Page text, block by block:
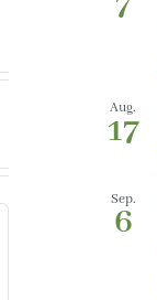
Aug.
17
Sep.
6